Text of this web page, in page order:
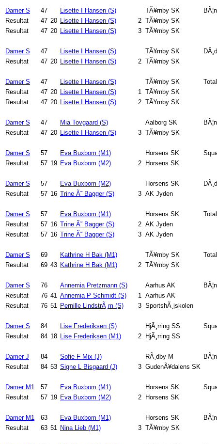
Damer S 47 Lisette I Hansen (S) TÃ¥rnby SK
Resultat
47 20 Lisette I Hansen (S) 2 TÃ¥rnby SK
Resultat
47 20 Lisette I Hansen (S) 3 TÃ¥rnby SK
Damer S 47 Lisette I Hansen (S) TÃ¥rnby SK
Resultat
47 20 Lisette I Hansen (S) 2 TÃ¥rnby SK
Damer S 47 Lisette I Hansen (S) TÃ¥rnby SK
Total
Resultat
47 20 Lisette I Hansen (S) 1 TÃ¥rnby SK
Resultat
47 20 Lisette I Hansen (S) 2 TÃ¥rnby SK
Damer S 47 Mia Tovgaard (S) Aalborg SK
Resultat
47 20 Lisette I Hansen (S) 3 TÃ¥rnby SK
Damer S 57 Eva Buxbom (M1) Horsens SK
Resultat
57 19 Eva Buxbom (M2) 2 Horsens SK
Damer S 57 Eva Buxbom (M2) Horsens SK
Resultat
57 16 Trine Ã˜ Bagger (S) 3 AK Jyden
Damer S 57 Eva Buxbom (M1) Horsens SK
Total
Resultat
57 16 Trine Ã˜ Bagger (S) 2 AK Jyden
Resultat
57 16 Trine Ã˜ Bagger (S) 3 AK Jyden
Damer S 69 Kathrine H Bak (M1) TÃ¥rnby SK
Total
Resultat
69 43 Kathrine H Bak (M1) 2 TÃ¥rnby SK
Damer S 76 Annemia Pretzmann (S) Aarhus AK
Resultat
76 41 Annemia P Schmidt (S) 1 Aarhus AK
Resultat
76 51 Pernille LindstrÃ¸m (S) 3 SportshÃ¸jskolen
Damer S 84 Lise Frederiksen (S) HjÃ¸rring SS
Resultat
84 18 Lise Frederiksen (M1) 2 HjÃ¸rring SS
Damer J 84 Sofie F Mix (J) RÃ¸dby M
Resultat
84 53 Signe L Bisgaard (J) 3 GudenÃ¥dalens SK
Damer M1 57 Eva Buxbom (M1) Horsens SK
Resultat
57 19 Eva Buxbom (M2) 2 Horsens SK
Damer M1 63 Eva Buxbom (M1) Horsens SK
Resultat
63 51 Nina Lieb (M1) 3 TÃ¥rnby SK